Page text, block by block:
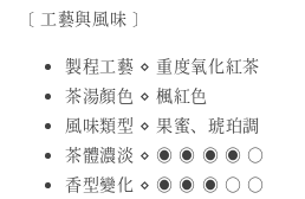
〔 工藝與風味 〕
製程工藝 ⋄ 重度氧化紅茶
茶湯顏色 ⋄ 楓紅色
風味類型 ⋄ 果蜜、琥珀調
茶體濃淡 ⋄ ◉ ◉ ◉ ◉ ○
香型變化 ⋄ ◉ ◉ ◉ ○ ○